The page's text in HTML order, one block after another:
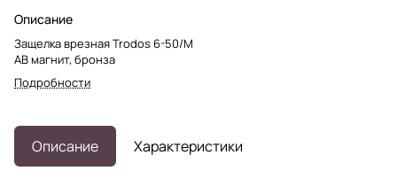
Описание
Защелка врезная Trodos 6-50/М
AB магнит, бронза
Подробности
Описание Характеристики